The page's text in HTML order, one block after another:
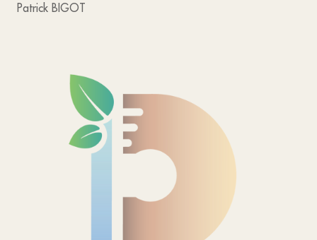
Patrick BIGOT